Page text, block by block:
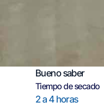
Bueno saber
Tiempo de secado
2 a 4 horas